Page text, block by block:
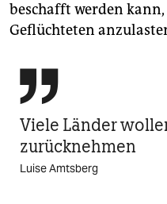
beschafft werden
Geflüchteten

Viele Länder
zurücknehmen
Luise Amtsberg